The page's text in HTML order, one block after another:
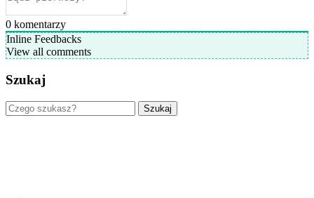
0 komentarzy
Inline Feedbacks
View all comments
Szukaj
Szukaj